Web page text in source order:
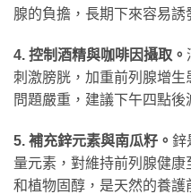
腺的負擔，長期下來容易誘
4. 控制酒精與咖啡因攝取。
刺激膀胱，加重前列腺增
問題嚴重，建議下午四點後
5. 補充鋅元素與南瓜籽。 鋅
量元素，對維持前列腺健
和植物固醇，是天然的養護